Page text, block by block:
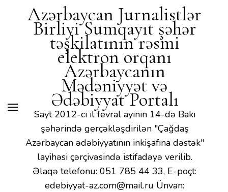
Mədəniyyət və Ədəbiyyat
Portalı
Azərbaycan Jurnalistlər
Birliyi Sumqayıt şəhər
təşkilatının rəsmi
elektron orqanı
Azərbaycanın
Mədəniyyət və
Ədəbiyyat Portalı
Sayt 2012-ci il fevral ayının 14-də Bakı
şəhərində gerçəkləşdirilən "Çağdaş
Azərbaycan ədəbiyyatının inkişafına dəstək"
layihəsi çərçivəsində istifadəyə verilib.
Əlaqə telefonu: 051 785 44 33, E-poçt:
edebiyyat-az.com@mail.ru Ünvan: